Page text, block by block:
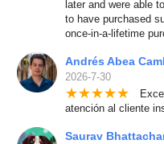
later and were able
to have purchased
once-in-a-lifetime
Andrés Abea
2026-7-30
★★★★★
atención al cliente
Saurav